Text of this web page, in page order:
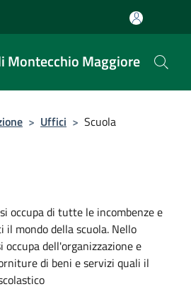
Montecchio Maggiore
> Uffici > Scuola
occupa di tutte le incombenze e
il mondo della scuola. Nello
occupa dell'organizzazione e
di beni e servizi quali il